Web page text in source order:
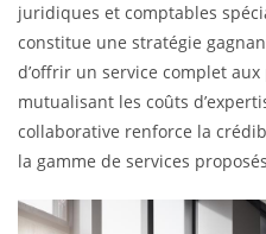
juridiques et comptables
constitue une stratégie
d’offrir un service complet
mutualisant les coûts
collaborative renforce la
la gamme de services